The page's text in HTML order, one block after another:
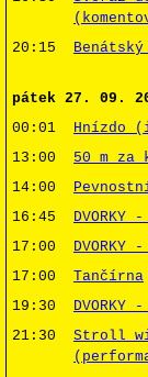
20:15
pátek 27. 09.
00:01 Hnízdo
13:00 50 m za
14:00
16:45
17:00 DVORKY
17:00 Tančírna
19:30
21:30 Stroll